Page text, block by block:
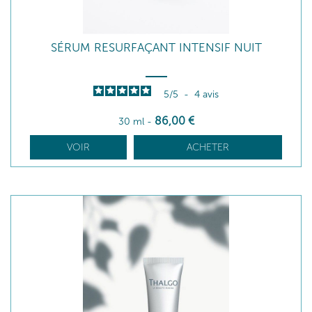
SÉRUM RESURFAÇANT INTENSIF NUIT
5/5 - 4 avis
30 ml - 86,00 €
VOIR ACHETER